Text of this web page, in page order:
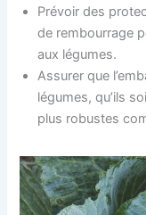
Prévoir des
de rembourrage
aux légumes.
Assurer que
légumes, qu’ils
plus robustes